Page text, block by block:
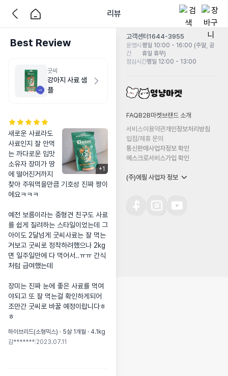
리뷰
Best Review
굿씨
강아지 사료 샘
플
+1
새로운 사료라도
사료인지 잘 안먹
는 까다로운 입맛
소유자 장미가 땅
에 떨어진거까지
찾아 주워먹을만큼 기호성 진짜 짱이
에요ㅋㅋㅋ
예전 보름이라는 중형견 친구도 사료
를 쉽게 질려하는 스타일이었는데 그
아이도 2달넘게 굿씨사료는 잘 먹는
거보고 굿씨로 정착하려했으나 2kg
면 일주일만에 다 먹어서..ㅠㅠ 간식
처럼 급여했는데
장미는 진짜 눈에 좋은 사료를 먹여
야되고 또 잘 먹는걸 확인하게되어
조만간 굿씨로 바꿀 예정이랍니다ㅎ
ㅎ
하이브리드(소형믹스) · 5살 1개월 · 4.1kg
감******* 2023.07.11
고객센터1644-3955
운영시
간
평일 10:00 - 16:00 (주말, 공
휴일 휴무)
점심시간평일 12:00 - 13:00
FAQB2B마켓 브랜드 소개
서비스이용약관개인정보처리방침
입점/제휴 문의
통신판매사업자정보 확인
에스크로서비스가입 확인
(주)에필 사업자 정보